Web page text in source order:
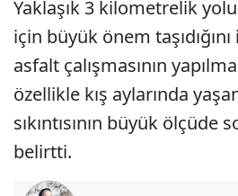
Yaklaşık 3 kilometrelik
için büyük önem
asfalt çalışmasının
özellikle kış aylarında
sıkıntısının büyük ölçüde
belirtti.